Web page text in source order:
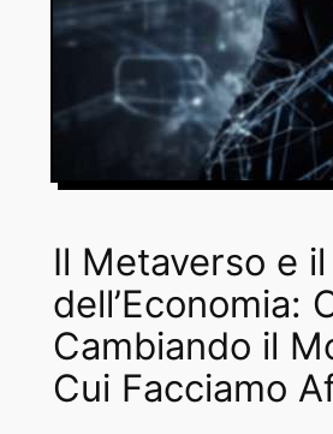
Il Metaverso e
dell’Economia:
Cambiando il
Cui Facciamo